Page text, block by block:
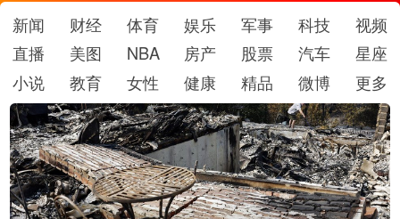
新闻 财经 体育 娱乐 军事 科技
视频
直播
美图 NBA 房产 股票 汽车
星座
小说
教育 女性 健康 精品 微博 更多